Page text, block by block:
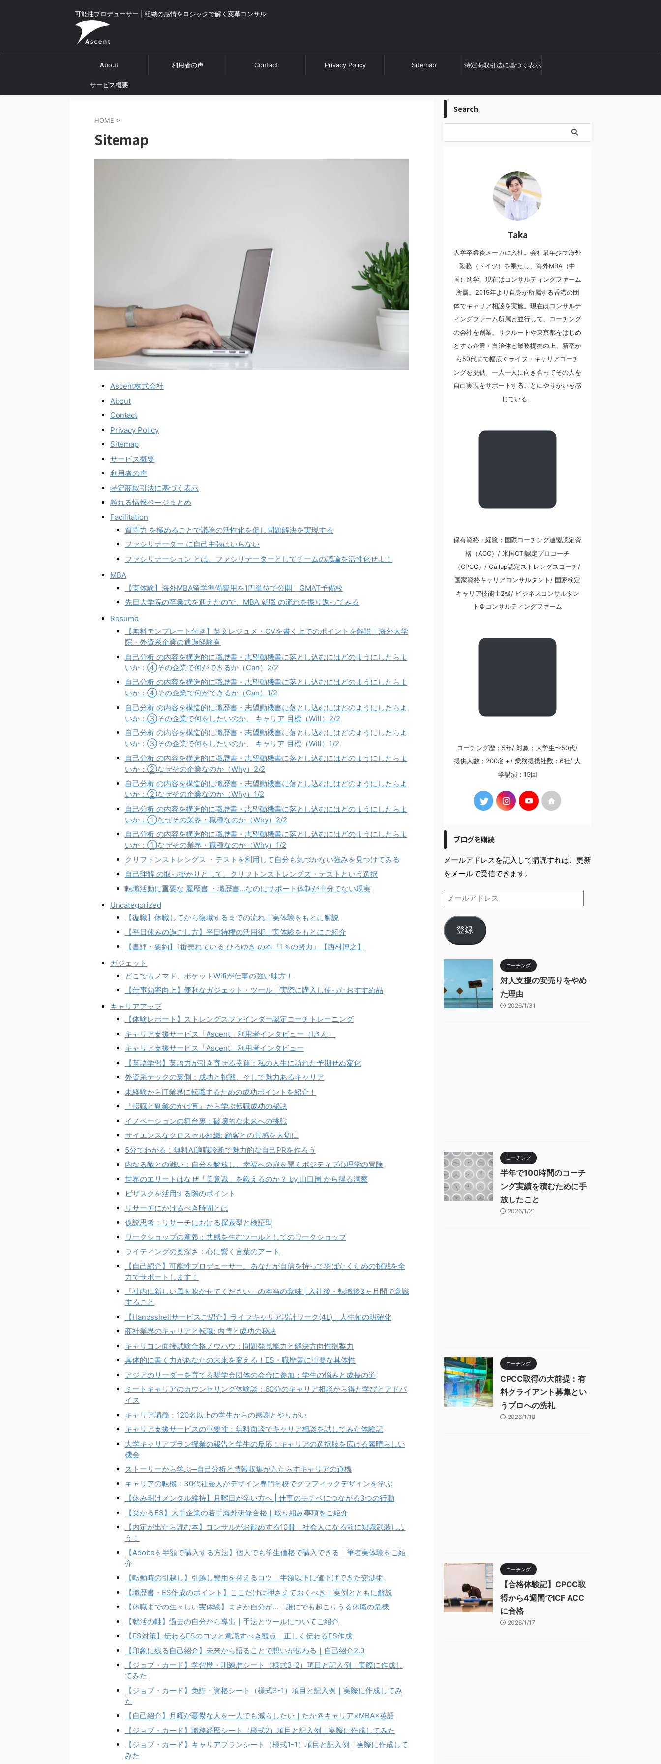
可能性プロデューサー | 組織の感情をロジックで解く変革コンサル
About 利用者の声 Contact Privacy Policy Sitemap 特定商取引法に基づく表示
サービス概要
HOME >
Sitemap
Ascent株式会社
About
Contact
Privacy Policy
Sitemap
サービス概要
利用者の声
特定商取引法に基づく表示
頼れる情報ページまとめ
Facilitation
質問力 を極めることで議論の活性化を促し問題解決を実現する
ファシリテーター に自己主張はいらない
ファシリテーション とは。ファシリテーターとしてチームの議論を活性化せよ！
MBA
【実体験】海外MBA留学準備費用を1円単位で公開｜GMAT予備校
先日大学院の卒業式を迎えたので、MBA 就職 の流れを振り返ってみる
Resume
【無料テンプレート付き】英文レジュメ・CVを書く上でのポイントを解説｜海外大学
院・外資系企業の通過経験有
自己分析 の内容を構造的に職歴書・志望動機書に落とし込むにはどのようにしたらよ
いか：④その企業で何ができるか（Can）2/2
自己分析 の内容を構造的に職歴書・志望動機書に落とし込むにはどのようにしたらよ
いか：④その企業で何ができるか（Can）1/2
自己分析 の内容を構造的に職歴書・志望動機書に落とし込むにはどのようにしたらよ
いか：③その企業で何をしたいのか、 キャリア 目標（Will）2/2
自己分析 の内容を構造的に職歴書・志望動機書に落とし込むにはどのようにしたらよ
いか：③その企業で何をしたいのか、 キャリア 目標（Will）1/2
自己分析 の内容を構造的に職歴書・志望動機書に落とし込むにはどのようにしたらよ
いか：②なぜその企業なのか（Why）2/2
自己分析 の内容を構造的に職歴書・志望動機書に落とし込むにはどのようにしたらよ
いか：②なぜその企業なのか（Why）1/2
自己分析 の内容を構造的に職歴書・志望動機書に落とし込むにはどのようにしたらよ
いか：①なぜその業界・職種なのか（Why）2/2
自己分析 の内容を構造的に職歴書・志望動機書に落とし込むにはどのようにしたらよ
いか：①なぜその業界・職種なのか（Why）1/2
クリフトンストレングス ・テストを利用して自分も気づかない強みを見つけてみる
自己理解 の取っ掛かりとして、クリフトンストレングス・テストという選択
転職活動に重要な 履歴書 ・職歴書…なのにサポート体制が十分でない現実
Uncategorized
【復職】休職してから復職するまでの流れ｜実体験をもとに解説
【平日休みの過ごし方】平日特権の活用術｜実体験をもとにご紹介
【書評・要約】1番売れている ひろゆき の本『1％の努力』【西村博之】
ガジェット
どこでもノマド、ポケットWifiが仕事の強い味方！
【仕事効率向上】便利なガジェット・ツール｜実際に購入し使ったおすすめ品
キャリアアップ
【体験レポート】ストレングスファインダー認定コーチトレーニング
キャリア支援サービス「Ascent」利用者インタビュー（Iさん）
キャリア支援サービス「Ascent」利用者インタビュー
【英語学習】英語力が引き寄せる幸運：私の人生に訪れた予期せぬ変化
外資系テックの裏側：成功と挑戦、そして魅力あるキャリア
未経験からIT業界に転職するための成功ポイントを紹介！
「転職と副業のかけ算」から学ぶ転職成功の秘訣
イノベーションの舞台裏：破壊的な未来への挑戦
サイエンスなクロスセル組織: 顧客との共感を大切に
5分でわかる！無料AI適職診断で魅力的な自己PRを作ろう
内なる敵との戦い：自分を解放し、幸福への扉を開くポジティブ心理学の冒険
世界のエリートはなぜ「美意識」を鍛えるのか？ by 山口周 から得る洞察
ビザスクを活用する際のポイント
リサーチにかけるべき時間とは
仮説思考：リサーチにおける探索型と検証型
ワークショップの意義：共感を生むツールとしてのワークショップ
ライティングの奥深さ：心に響く言葉のアート
【自己紹介】可能性プロデューサー。あなたが自信を持って羽ばたくための挑戦を全
力でサポートします！
「社内に新しい風を吹かせてください」の本当の意味 | 入社後・転職後3ヶ月間で意識
すること
【Handsshellサービスご紹介】ライフキャリア設計ワーク(4L)｜人生軸の明確化
商社業界のキャリアと転職: 内情と成功の秘訣
キャリコン面接試験合格ノウハウ：問題発見能力と解決方向性提案力
具体的に書く力があなたの未来を変える！ES・職歴書に重要な具体性
アジアのリーダーを育てる奨学金団体の会合に参加：学生の悩みと成長の道
ミートキャリアのカウンセリング体験談：60分のキャリア相談から得た学びとアドバ
イス
キャリア講義：120名以上の学生からの感謝とやりがい
キャリア支援サービスの重要性：無料面談でキャリア相談を試してみた体験記
大学キャリアプラン授業の報告と学生の反応！キャリアの選択肢を広げる素晴らしい
機会
ストーリーから学ぶ─自己分析と情報収集がもたらすキャリアの道標
キャリアの転機：30代社会人がデザイン専門学校でグラフィックデザインを学ぶ
【休み明けメンタル維持】月曜日が辛い方へ | 仕事のモチベにつながる3つの行動
【受かるES】大手企業の若手海外研修合格｜取り組み事項をご紹介
【内定が出たら読む本】コンサルがお勧めする10冊｜社会人になる前に知識武装しよ
う！
【Adobeを半額で購入する方法】個人でも学生価格で購入できる｜筆者実体験をご紹
介
【転勤時の引越し】引越し費用を抑えるコツ｜半額以下に値下げできた交渉術
【職歴書・ES作成のポイント】ここだけは押さえておくべき｜実例とともに解説
【休職までの生々しい実体験】まさか自分が...｜誰にでも起こりうる休職の危機
【就活の軸】過去の自分から導出｜手法とツールについてご紹介
【ES対策】伝わるESのコツと意識すべき観点｜正しく伝わるES作成
【印象に残る自己紹介】未来から語ることで想いが伝わる｜自己紹介2.0
【ジョブ・カード】学習歴・訓練歴シート（様式3-2）項目と記入例｜実際に作成し
てみた
【ジョブ・カード】免許・資格シート（様式3-1）項目と記入例｜実際に作成してみ
た
【自己紹介】月曜が憂鬱な人を一人でも減らしたい｜たか＠キャリア×MBA×英語
【ジョブ・カード】職務経歴シート（様式2）項目と記入例｜実際に作成してみた
【ジョブ・カード】キャリアプランシート（様式1-1）項目と記入例｜実際に作成して
みた
Search
Taka
大学卒業後メーカに入社。会社最年少で海外
勤務（ドイツ）を果たし、海外MBA（中
国）進学。現在はコンサルティングファーム
所属。2019年より自身が所属する香港の団
体でキャリア相談を実施。現在はコンサルテ
ィングファーム所属と並行して、コーチング
の会社を創業。リクルートや東京都をはじめ
とする企業・自治体と業務提携の上、新卒か
ら50代まで幅広くライフ・キャリアコーチ
ングを提供。一人一人に向き合ってその人を
自己実現をサポートすることにやりがいを感
じている。
保有資格・経験：国際コーチング連盟認定資
格（ACC）/ 米国CTI認定プロコーチ
（CPCC）/ Gallup認定ストレングスコーチ/
国家資格キャリアコンサルタント/ 国家検定
キャリア技能士2級/ ビジネスコンサルタン
ト＠コンサルティングファーム
コーチング歴：5年/ 対象：大学生〜50代/
提供人数：200名＋/ 業務提携社数：6社/ 大
学講演：15回
ブログを購読
メールアドレスを記入して購読すれば、更新
をメールで受信できます。
登録
コーチング
対人支援の安売りをやめ
た理由
2026/1/31
コーチング
半年で100時間のコーチ
ング実績を積むために手
放したこと
2026/1/21
コーチング
CPCC取得の大前提：有
料クライアント募集とい
うプロへの洗礼
2026/1/18
コーチング
【合格体験記】CPCC取
得から4週間でICF ACC
に合格
2026/1/17